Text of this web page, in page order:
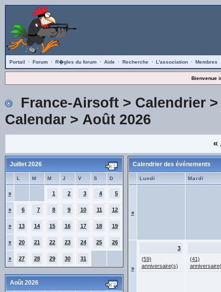
Portail · Forum · R�gles du forum · Aide · Recherche · L'association · Membres
Bienvenue
France-Airsoft> Calendrier
Calendar> Août 2026
«
Juillet 2026
L M M J V S D
» 1 2 3 4 5
» 6 7 8 9 10 11 12
» 13 14 15 16 17 18 19
» 20 21 22 23 24 25 26
» 27 28 29 30 31
Août 2026
Calendrier des événements
Lundi Mardi
»
»
3
(59)
anniversaire(s)
(41)